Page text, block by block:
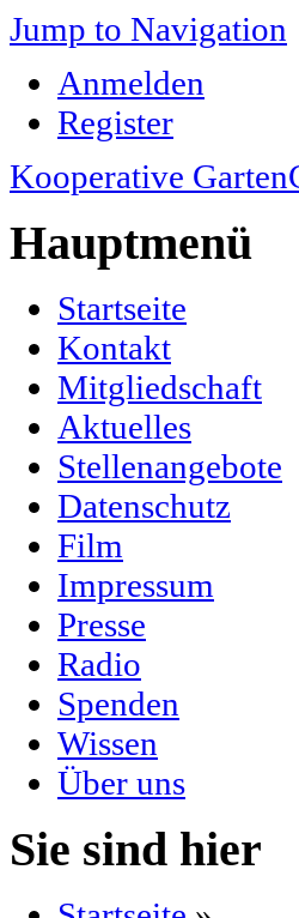
Jump to Navigation
Anmelden
Register
Kooperative
Hauptmenü
Startseite
Kontakt
Mitgliedschaft
Aktuelles
Stellenangebote
Datenschutz
Film
Impressum
Presse
Radio
Spenden
Wissen
Über uns
Sie sind hier